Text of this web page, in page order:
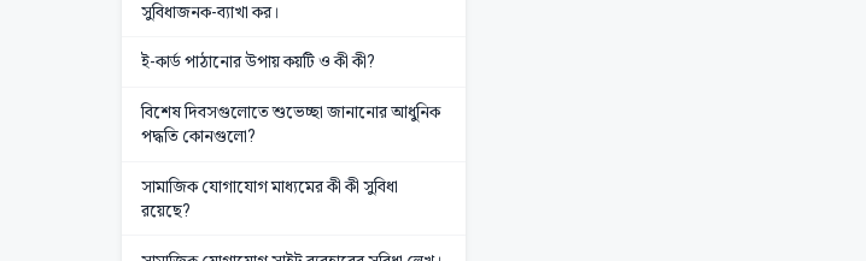
সুবিধাজনক-ব্যাখা কর।
ই-কার্ড পাঠানোর উপায় কয়টি ও কী কী?
বিশেষ দিবসগুলোতে শুভেচ্ছা জানানোর আধুনিক
পদ্ধতি কোনগুলো?
সামাজিক যোগাযোগ মাধ্যমের কী কী সুবিধা
রয়েছে?